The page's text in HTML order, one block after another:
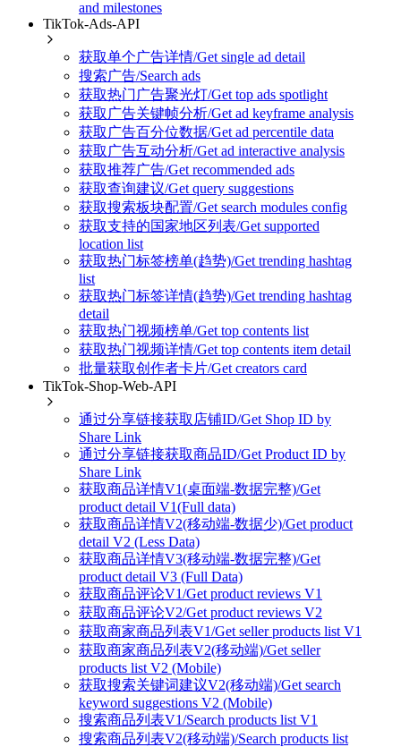
and milestones
TikTok-Ads-API
获取单个广告详情/Get single ad detail
搜索广告/Search ads
获取热门广告聚光灯/Get top ads spotlight
获取广告关键帧分析/Get ad keyframe analysis
获取广告百分位数据/Get ad percentile data
获取广告互动分析/Get ad interactive analysis
获取推荐广告/Get recommended ads
获取查询建议/Get query suggestions
获取搜索板块配置/Get search modules config
获取支持的国家地区列表/Get supported
location list
获取热门标签榜单(趋势)/Get trending hashtag
list
获取热门标签详情(趋势)/Get trending hashtag
detail
获取热门视频榜单/Get top contents list
获取热门视频详情/Get top contents item detail
批量获取创作者卡片/Get creators card
TikTok-Shop-Web-API
通过分享链接获取店铺ID/Get Shop ID by
Share Link
通过分享链接获取商品ID/Get Product ID by
Share Link
获取商品详情V1(桌面端-数据完整)/Get
product detail V1(Full data)
获取商品详情V2(移动端-数据少)/Get product
detail V2 (Less Data)
获取商品详情V3(移动端-数据完整)/Get
product detail V3 (Full Data)
获取商品评论V1/Get product reviews V1
获取商品评论V2/Get product reviews V2
获取商家商品列表V1/Get seller products list V1
获取商家商品列表V2(移动端)/Get seller
products list V2 (Mobile)
获取搜索关键词建议V2(移动端)/Get search
keyword suggestions V2 (Mobile)
搜索商品列表V1/Search products list V1
搜索商品列表V2(移动端)/Search products list